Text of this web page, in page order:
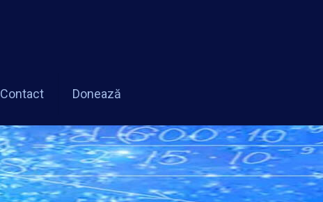
Contact Donează